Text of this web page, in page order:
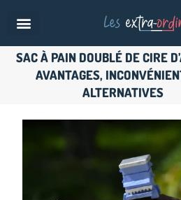
contenu
SAC À PAIN DOUBLÉ DE CIRE
AVANTAGES,
ALTERNATIVES